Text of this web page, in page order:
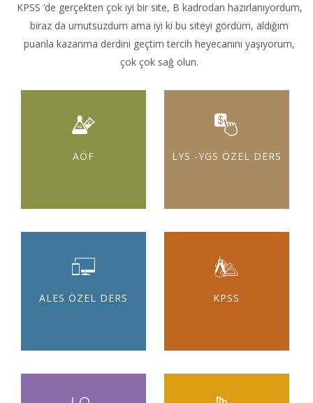
KPSS ‘de gerçekten çok iyi bir site, B kadrodan hazırlanıyordum,
biraz da umutsuzdum ama iyi ki bu siteyi gördüm, aldığım
puanla kazanma derdini geçtim tercih heyecanını yaşıyorum,
çok çok sağ olun.
AÖF LYS -YGS ÖZEL DERS
ALES ÖZEL DERS KPSS